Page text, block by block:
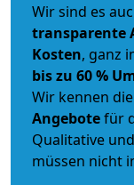
Wir sind es
transparente
Kosten, ganz
bis zu 60 %
Wir kennen die
Angebotefür
Qualitative
müssen nicht